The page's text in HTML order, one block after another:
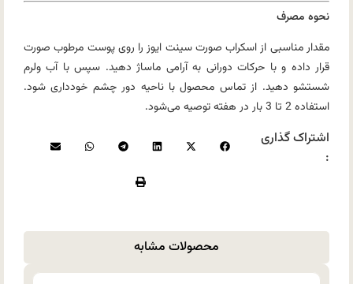
نحوه مصرف
مقدار مناسبی از اسکراب صورت سینت ایوز را روی پوست مرطوب صورت
قرار داده و با حرکات دورانی به آرامی ماساژ دهید. سپس با آب ولرم
شستشو دهید. از تماس محصول با ناحیه دور چشم خودداری شود.
استفاده 2 تا 3 بار در هفته توصیه می‌شود.
اشتراک گذاری
:
محصولات مشابه